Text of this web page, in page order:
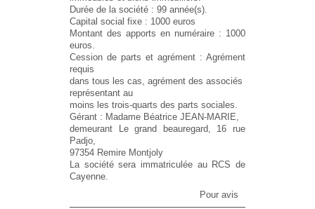
Durée de la société : 99 année(s).
Capital social fixe : 1000 euros
Montant des apports en numéraire : 1000
euros.
Cession de parts et agrément : Agrément
requis
dans tous les cas, agrément des associés
représentant au
moins les trois-quarts des parts sociales.
Gérant : Madame Béatrice JEAN-MARIE,
demeurant Le grand beauregard, 16 rue
Padjo,
97354 Remire Montjoly
La société sera immatriculée au RCS de
Cayenne.
Pour avis